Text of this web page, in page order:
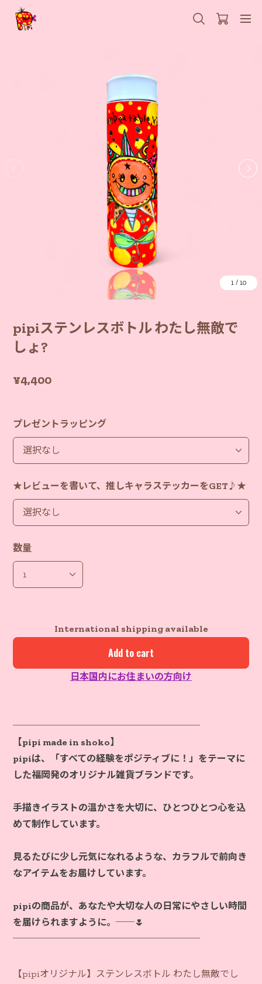
1/ 10
pipiステンレスボトル わたし無敵で
しょ?
¥4,400
プレゼントラッピング
★レビューを書いて、推しキャラステッカーをGET♪★
数量
International shipping available
Add to cart
日本国内にお住まいの方向け
────────────────────
【pipi made in shoko】
pipiは、「すべての経験をポジティブに！」をテーマに
した福岡発のオリジナル雑貨ブランドです。
手描きイラストの温かさを大切に、ひとつひとつ心を込
めて制作しています。
見るたびに少し元気になれるような、カラフルで前向き
なアイテムをお届けしています。
pipiの商品が、あなたや大切な人の日常にやさしい時間
を届けられますように。──🌷
【pipiオリジナル】ステンレスボトル わたし無敵でし